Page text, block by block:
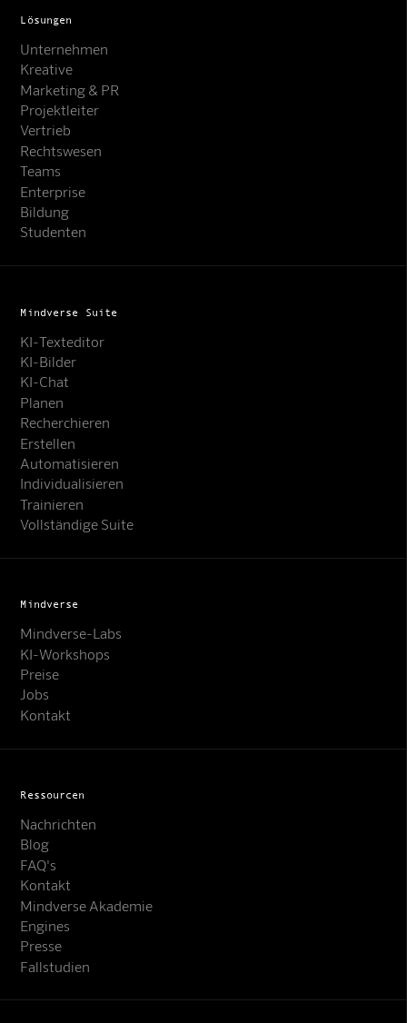
Online · KI-Assistent
Lösungen
Unternehmen
Kreative
Marketing & PR
Projektleiter
Vertrieb
Rechtswesen
Teams
Enterprise
Bildung
Studenten
Mindverse Suite
KI-Texteditor
KI-Bilder
KI-Chat
Planen
Recherchieren
Erstellen
Automatisieren
Individualisieren
Trainieren
Vollständige Suite
Mindverse
Mindverse-Labs
KI-Workshops
Preise
Jobs
Kontakt
Ressourcen
Nachrichten
Blog
FAQ's
Kontakt
Mindverse Akademie
Engines
Presse
Fallstudien